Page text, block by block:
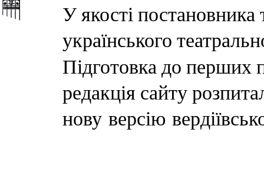
У якості постановника
українського
Підготовка до перших
редакція сайту
нову версію